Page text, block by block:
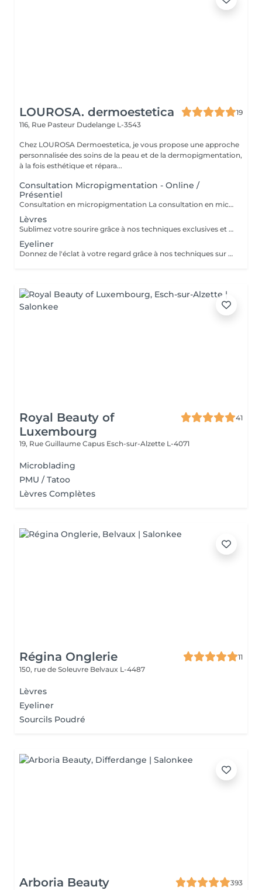
LOUROSA. dermoestetica
19
116, Rue Pasteur Dudelange L-3543
Chez LOUROSA Dermoestetica, je vous propose une approche
personnalisée des soins de la peau et de la dermopigmentation,
à la fois esthétique et répara...
Consultation Micropigmentation - Online /
Présentiel
Consultation en micropigmentation La consultation en micropigmentation est une étape essentielle avant toute prestation en maquillage permanent. Elle permet de comprendre vos besoins, d'analyser votre peau et de définir un protocole entièrement personnalisé en fonction de votre morphologie, de votre carnation, de votre mode de vie et du résultat souhaité. Ce rendez-vous comprend un échange approfondi sur vos attentes, une analyse de la zone à traiter ainsi que des conseils professionnels sur la technique, la forme et les pigments les plus adaptés. C'est également un moment privilégié pour répondre à toutes vos questions et s'assurer de l'absence de contre-indications. Le montant de la consultation est déduit du tarif de la prestation si l'intervention est réalisée dans un délai de 2 mois suivant celle-ci. Cette étape est indispensable afin de garantir un résultat harmonieux, naturel et parfaitement adapté à votre visage et à votre quotidien.
Lèvres
Sublimez votre sourire grâce à nos techniques exclusives et personnalisées
Eyeliner
Donnez de l'éclat à votre regard grâce à nos techniques sur mesure, conçues spécialement pour vous. La retouche est inclus dans le tarif
Royal Beauty of
Luxembourg
41
19, Rue Guillaume Capus Esch-sur-Alzette L-4071
Microblading
PMU / Tatoo
Lèvres Complètes
Régina Onglerie
11
150, rue de Soleuvre Belvaux L-4487
Lèvres
Eyeliner
Sourcils Poudré
Arboria Beauty
393